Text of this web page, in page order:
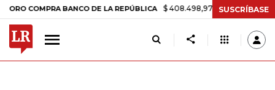
BANCO DE LA REPÚBLICA $ 408.498,97 +$ 8.753,81 +2,19%
SUSCRÍBASE